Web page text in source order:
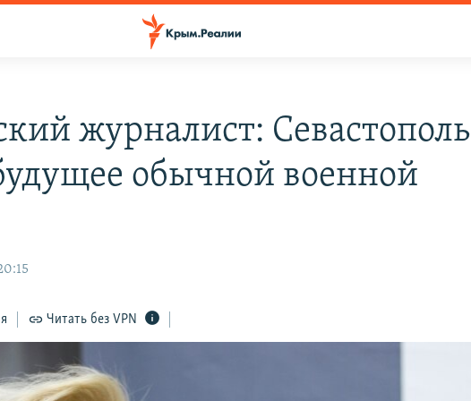
журналист: Севастополь
обычной военной
Читать без VPN